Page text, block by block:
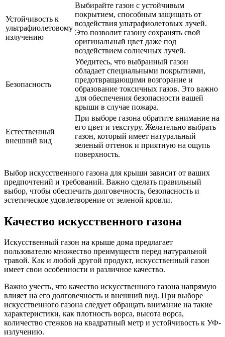
Устойчивость к
ультрафиолетовому
излучению
Выбирайте газон с устойчивым
покрытием, способным защищать от
воздействия ультрафиолетовых лучей.
Это позволит газону сохранять свой
оригинальный цвет даже под
воздействием солнечных лучей.
Безопасность
Убедитесь, что выбранный газон
обладает специальными покрытиями,
предотвращающими возгорание и
образование токсичных газов. Это важно
для обеспечения безопасности вашей
крыши в случае пожара.
Естественный
внешний вид
При выборе газона обратите внимание на
его цвет и текстуру. Желательно выбрать
газон, который имеет натуральный
зеленый оттенок и приятную на ощупь
поверхность.
Выбор искусственного газона для крыши зависит от ваших
предпочтений и требований. Важно сделать правильный
выбор, чтобы обеспечить долговечность, безопасность и
эстетическое удовлетворение от зеленой кровли.
Качество искусственного газона
Искусственный газон на крыше дома предлагает
пользователю множество преимуществ перед натуральной
травой. Как и любой другой продукт, искусственный газон
имеет свои особенности и различное качество.
Важно учесть, что качество искусственного газона напрямую
влияет на его долговечность и внешний вид. При выборе
искусственного газона следует обращать внимание на такие
характеристики, как плотность ворса, высота ворса,
количество стежков на квадратный метр и устойчивость к УФ-
излучению.